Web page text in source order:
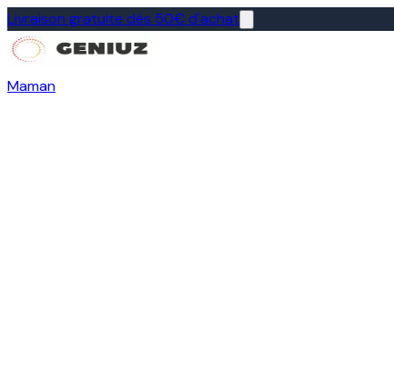
Livraison gratuite dès 50€ d'achat
Maman